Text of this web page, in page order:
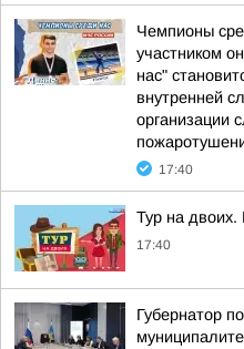
Чемпионы
участником
нас"
внутренней
организации
17:40
Тур на двоих.
17:40
Губернатор